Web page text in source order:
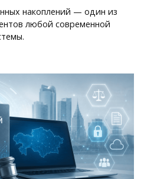
накоплений — один из
любой современной